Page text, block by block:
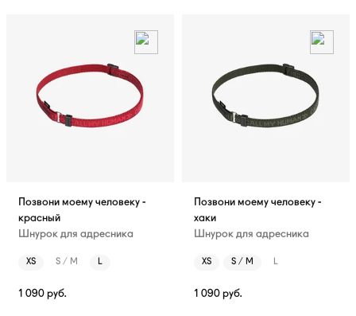
Позвони моему человеку -
красный
Шнурок для адресника
XS S / M L
1 090 руб.
Позвони моему человеку -
хаки
Шнурок для адресника
XS S / M L
1 090 руб.